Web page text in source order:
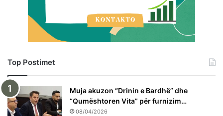
Top Postimet
Muja akuzon “Drinin e Bardhë” dhe
“Qumështoren Vita” për furnizim…
08/04/2026